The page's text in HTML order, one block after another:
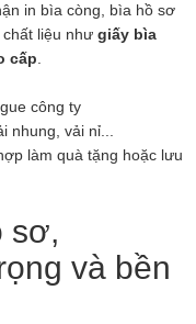
in bìa còng, bìa hồ sơ
liệu như giấy bìa
cấp.
công ty
nhung, vải nỉ...
làm quà tặng hoặc lưu
sơ,
và bền